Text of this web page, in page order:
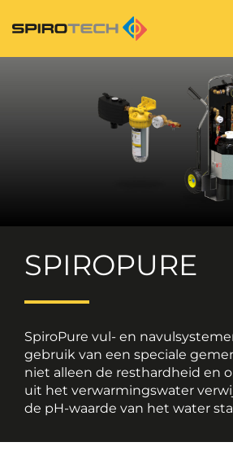
SPIROPURE
SpiroPure vul- en
gebruik van een speciale
niet alleen de resthardheid en
uit het verwarmingswater
de pH-waarde van het water